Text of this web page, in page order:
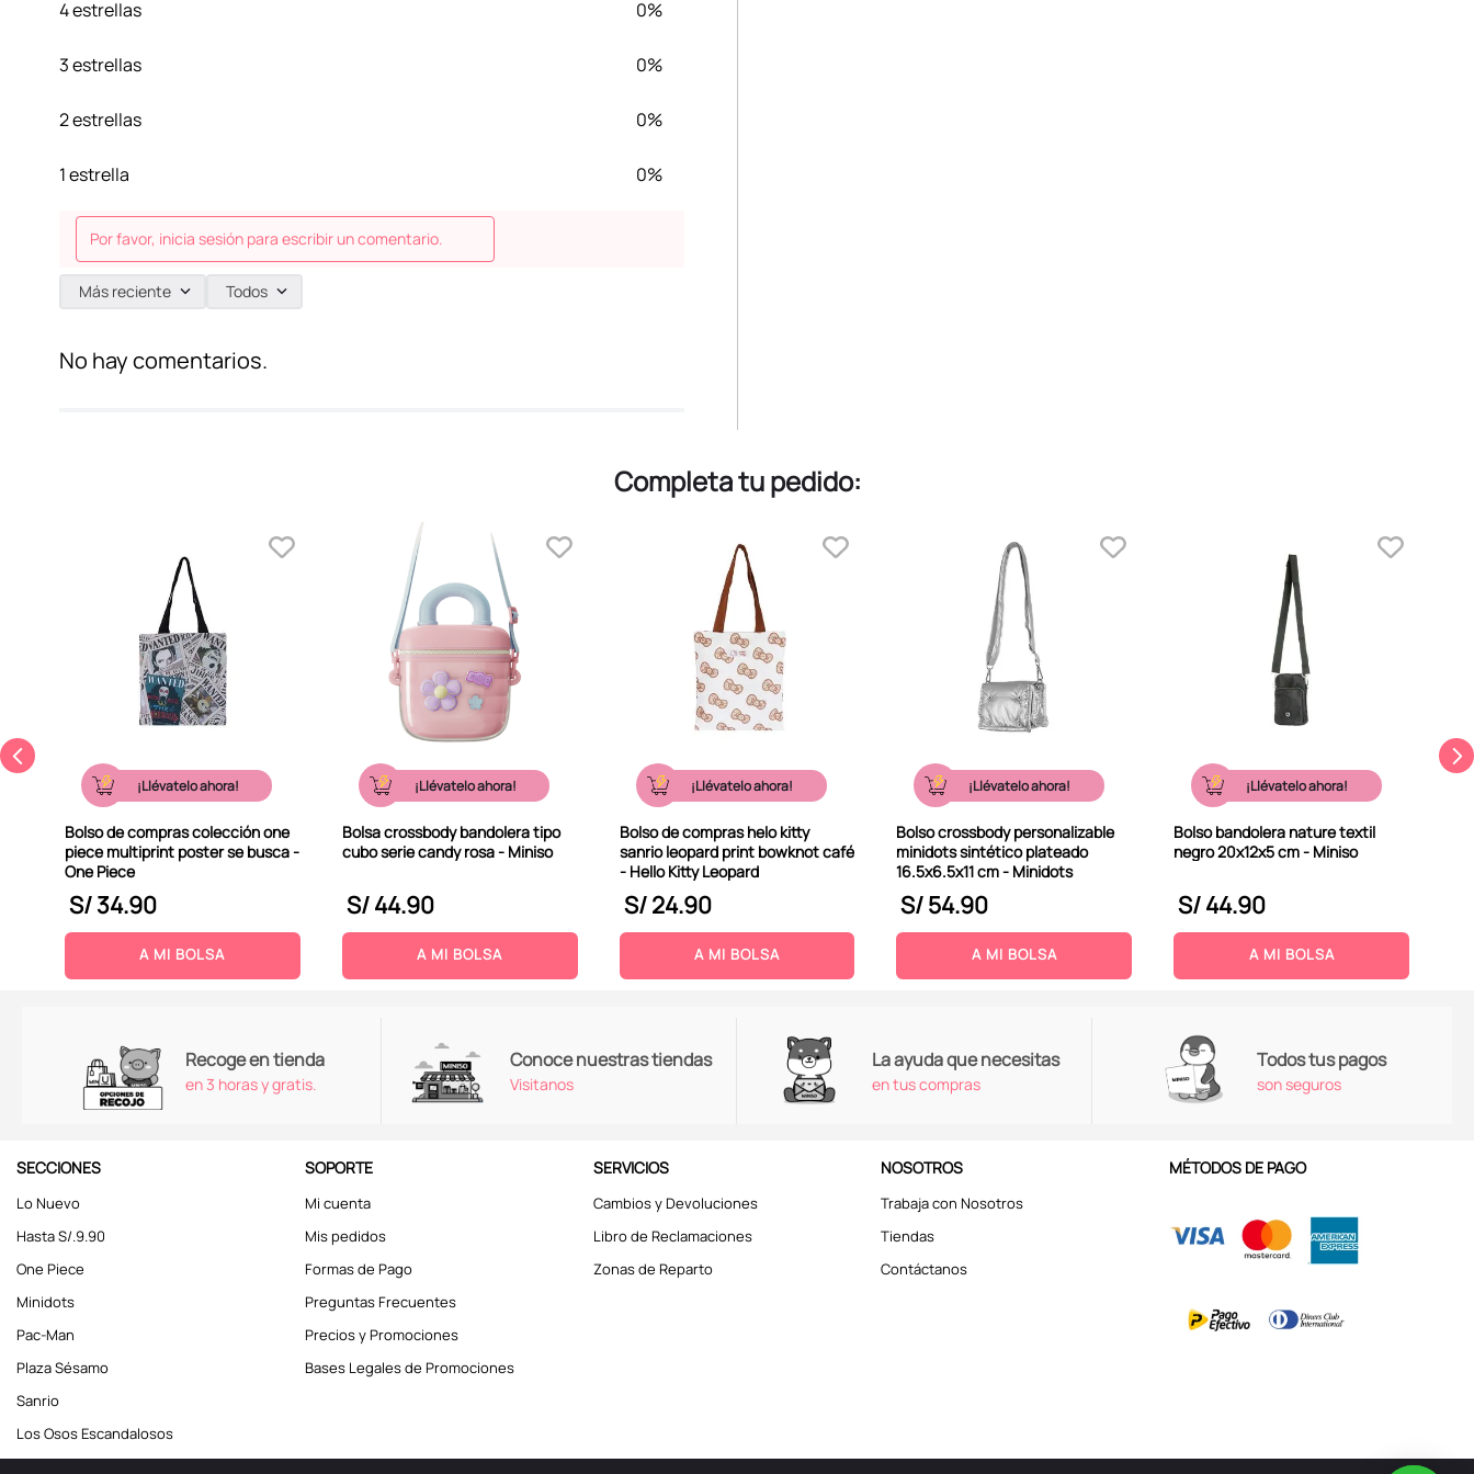
4 estrellas 0%
3 estrellas 0%
2 estrellas 0%
1 estrella 0%
Por favor, inicia sesión para escribir un comentario.
Más reciente Todos
No hay comentarios.
Completa tu pedido:
¡Llévatelo ahora!
Bolso de compras colección one
piece multiprint poster se busca -
One Piece
S/34.90
A MI BOLSA
¡Llévatelo ahora!
Bolsa crossbody bandolera tipo
cubo serie candy rosa - Miniso
S/44.90
A MI BOLSA
¡Llévatelo ahora!
Bolso de compras helo kitty
sanrio leopard print bowknot café
- Hello Kitty Leopard
S/24.90
A MI BOLSA
¡Llévatelo ahora!
Bolso crossbody personalizable
minidots sintético plateado
16.5x6.5x11 cm - Minidots
S/54.90
A MI BOLSA
¡Llévatelo ahora!
Bolso bandolera nature textil
negro 20x12x5 cm - Miniso
S/44.90
A MI BOLSA
Recoge en tienda
en 3 horas y gratis.
Conoce nuestras tiendas
Visitanos
La ayuda que necesitas
en tus compras
Todos tus pagos
son seguros
SECCIONES
Lo Nuevo
Hasta S/.9.90
One Piece
Minidots
Pac-Man
Plaza Sésamo
Sanrio
Los Osos Escandalosos
SOPORTE
Mi cuenta
Mis pedidos
Formas de Pago
Preguntas Frecuentes
Precios y Promociones
Bases Legales de Promociones
SERVICIOS
Cambios y Devoluciones
Libro de Reclamaciones
Zonas de Reparto
NOSOTROS
Trabaja con Nosotros
Tiendas
Contáctanos
MÉTODOS DE PAGO